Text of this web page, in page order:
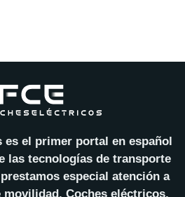
es el primer portal en español
las tecnologías de transporte
especial atención a
movilidad. Coches eléctricos,